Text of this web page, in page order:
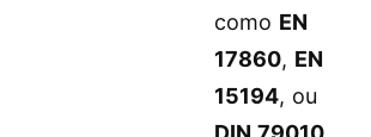
como EN
17860, EN
15194, ou